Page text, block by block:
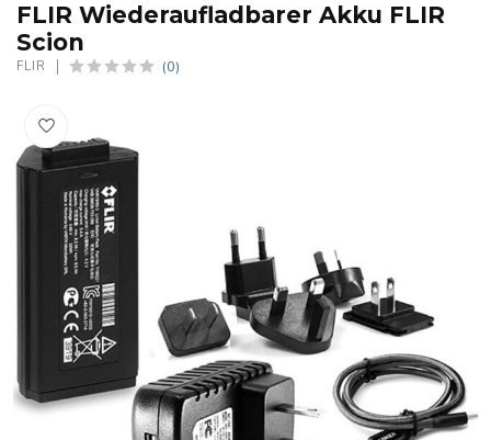
FLIR Wiederaufladbarer Akku FLIR
Scion
FLIR (0)